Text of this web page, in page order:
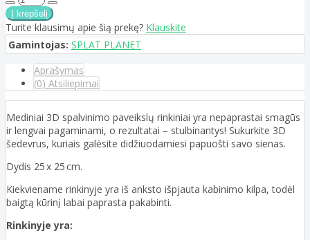
Turite klausimų apie šią prekę? Klauskite
Gamintojas: SPLAT PLANET
Aprašymas
(0) Atsiliepimai
Mediniai 3D spalvinimo paveikslų rinkiniai yra nepaprastai smagūs
ir lengvai pagaminami, o rezultatai – stulbinantys! Sukurkite 3D
šedevrus, kuriais galėsite didžiuodamiesi papuošti savo sienas.
Dydis 25 x 25 cm.
Kiekviename rinkinyje yra iš anksto išpjauta kabinimo kilpa, todėl
baigtą kūrinį labai paprasta pakabinti.
Rinkinyje yra: